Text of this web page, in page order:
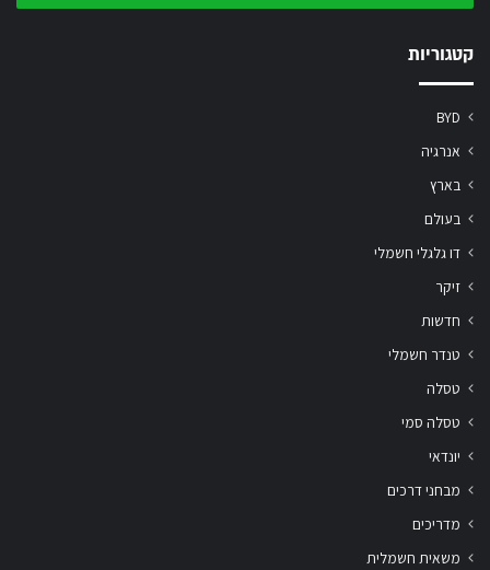
שלך
קטגוריות
BYD
אנרגיה
בארץ
בעולם
דו גלגלי חשמלי
זיקר
חדשות
טנדר חשמלי
טסלה
טסלה סמי
יונדאי
מבחני דרכים
מדריכים
משאית חשמלית